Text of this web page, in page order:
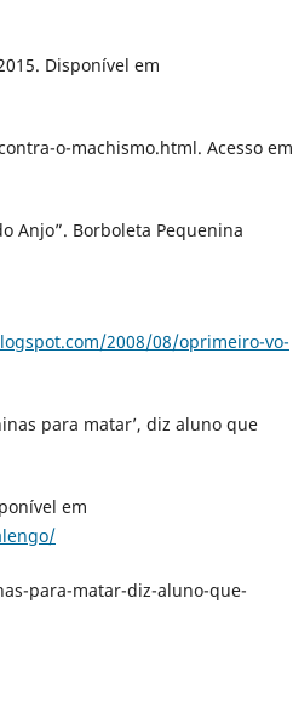
Disponível em
o-machismo.html. Acesso em
Anjo”. Borboleta Pequenina
2008/08/oprimeiro-vo-
para matar’, diz aluno que
em
para-matar-diz-aluno-que-